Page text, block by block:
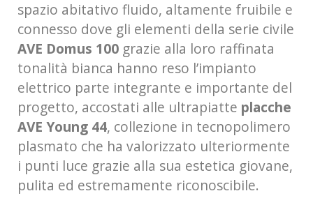
spazio abitativo fluido, altamente fruibile e
connesso dove gli elementi della serie civile
AVE Domus 100 grazie alla loro raffinata
tonalità bianca hanno reso l’impianto
elettrico parte integrante e importante del
progetto, accostati alle ultrapiatte placche
AVE Young 44, collezione in tecnopolimero
plasmato che ha valorizzato ulteriormente
i punti luce grazie alla sua estetica giovane,
pulita ed estremamente riconoscibile.